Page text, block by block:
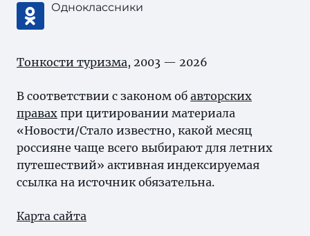
Одноклассники
Тонкости туризма, 2003 — 2026
В соответствии с законом об авторских
правах при цитировании материала
«Новости/Стало известно, какой месяц
россияне чаще всего выбирают для летних
путешествий» активная индексируемая
ссылка на источник обязательна.
Карта сайта